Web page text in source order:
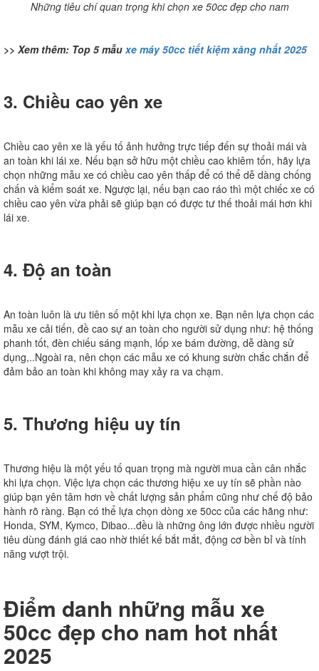
Những tiêu chí quan trọng khi chọn xe 50cc đẹp cho nam
>> Xem thêm: Top 5 mẫu xe máy 50cc tiết kiệm xăng nhất 2025
3. Chiều cao yên xe
Chiều cao yên xe là yếu tố ảnh hưởng trực tiếp đến sự thoải mái và
an toàn khi lái xe. Nếu bạn sở hữu một chiều cao khiêm tốn, hãy lựa
chọn những mẫu xe có chiều cao yên thấp để có thể dễ dàng chống
chấn và kiểm soát xe. Ngược lại, nếu bạn cao ráo thì một chiếc xe có
chiều cao yên vừa phải sẽ giúp bạn có được tư thế thoải mái hơn khi
lái xe.
4. Độ an toàn
An toàn luôn là ưu tiên số một khi lựa chọn xe. Bạn nên lựa chọn các
mẫu xe cải tiến, đề cao sự an toàn cho người sử dụng như: hệ thống
phanh tốt, đèn chiếu sáng mạnh, lốp xe bám đường, dễ dàng sử
dụng,..Ngoài ra, nên chọn các mẫu xe có khung sườn chắc chắn để
đảm bảo an toàn khi không may xảy ra va chạm.
5. Thương hiệu uy tín
Thương hiệu là một yếu tố quan trọng mà người mua cần cân nhắc
khi lựa chọn. Việc lựa chọn các thương hiệu xe uy tín sẽ phần nào
giúp bạn yên tâm hơn về chất lượng sản phẩm cũng như chế độ bảo
hành rõ ràng. Bạn có thể lựa chọn dòng xe 50cc của các hãng như:
Honda, SYM, Kymco, Dibao...đều là những ông lớn được nhiều người
tiêu dùng đánh giá cao nhờ thiết kế bắt mắt, động cơ bền bỉ và tính
năng vượt trội.
Điểm danh những mẫu xe
50cc đẹp cho nam hot nhất
2025